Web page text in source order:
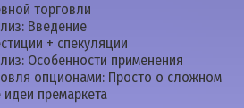
торговли
Введение
+ спекуляции
Особенности применения
опционами: Просто о сложном
премаркета